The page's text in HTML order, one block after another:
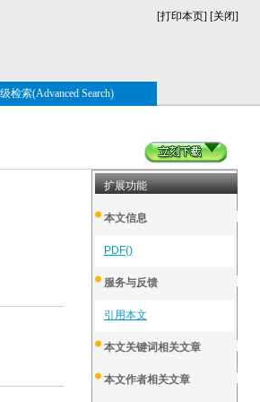
[打印本页] [关闭]
检索(Advanced Search)
扩展功能
本文信息
PDF()
服务与反馈
引用本文
本文关键词相关文章
本文作者相关文章